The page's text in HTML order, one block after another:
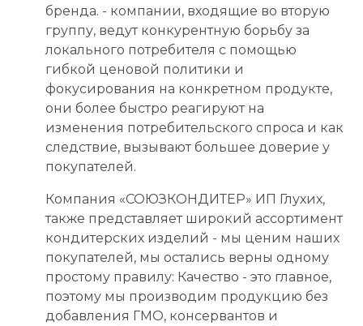
бренда. - компании, входящие во вторую
группу, ведут конкурентную борьбу за
локального потребителя с помощью
гибкой ценовой политики и
фокусирования на конкретном продукте,
они более быстро реагируют на
изменения потребительского спроса и как
следствие, вызывают большее доверие у
покупателей.
Компания «СОЮЗКОНДИТЕР» ИП Глухих,
также представляет широкий ассортимент
кондитерских изделий - мы ценим наших
покупателей, мы остались верны одному
простому правилу: Качество - это главное,
поэтому мы производим продукцию без
добавления ГМО, консервантов и